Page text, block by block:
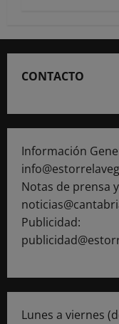
CONTACTO
Información
Notas de prensa
Publicidad:
Lunes a viernes